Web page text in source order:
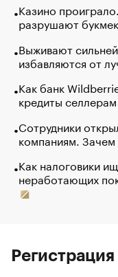
Казино
разрушают
Выживают
избавляются от
Как банк
кредиты
Сотрудники
компаниям. Зачем
Как налоговики
неработающих